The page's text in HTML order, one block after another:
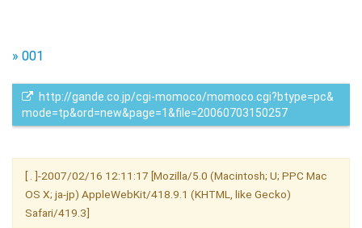
» 001
http://gande.co.jp/cgi-momoco/momoco.cgi?btype=pc&
mode=tp&ord=new&page=1&file=20060703150257
[ . ]-2007/02/16 12:11:17 [Mozilla/5.0 (Macintosh; U; PPC Mac
OS X; ja-jp) AppleWebKit/418.9.1 (KHTML, like Gecko)
Safari/419.3]